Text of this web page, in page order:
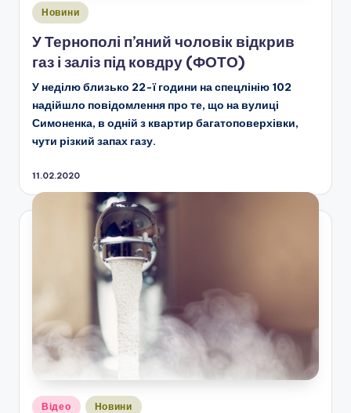
Опубліковано
Новини
У Тернополі п’яний чоловік відкрив
газ і заліз під ковдру (ФОТО)
У неділю близько 22-ї години на спецлінію 102
надійшло повідомлення про те, що на вулиці
Симоненка, в одній з квартир багатоповерхівки,
чути різкий запах газу.
11.02.2020
Опубліковано
Відео Новини